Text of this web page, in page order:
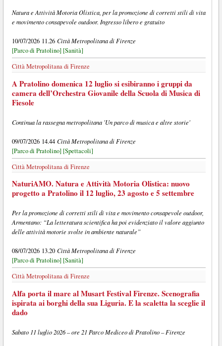
Natura e Attività Motoria Olistica, per la promozione di corretti stili di vita
e movimento consapevole outdoor. Ingresso libero e gratuito
10/07/2026 11.26 Città Metropolitana di Firenze
[Parco di Pratolino] [Sanità]
Città Metropolitana di Firenze
A Pratolino domenica 12 luglio si esibiranno i gruppi da
camera dell’Orchestra Giovanile della Scuola di Musica di
Fiesole
Continua la rassegna metropolitana 'Un parco di musica e altre storie'
09/07/2026 14.44 Città Metropolitana di Firenze
[Parco di Pratolino] [Spettacoli]
Città Metropolitana di Firenze
NaturiAMO. Natura e Attività Motoria Olistica: nuovo
progetto a Pratolino il 12 luglio, 23 agosto e 5 settembre
Per la promozione di corretti stili di vita e movimento consapevole outdoor,
Armentano: “La letteratura scientifica ha poi evidenziato il valore aggiunto
delle attività motorie svolte in ambiente naturale”
08/07/2026 13.20 Città Metropolitana di Firenze
[Parco di Pratolino] [Sanità]
Città Metropolitana di Firenze
Alfa porta il mare al Musart Festival Firenze. Scenografia
ispirata ai borghi della sua Liguria. E la scaletta la sceglie il
dado
Sabato 11 luglio 2026 – ore 21 Parco Mediceo di Pratolino – Firenze